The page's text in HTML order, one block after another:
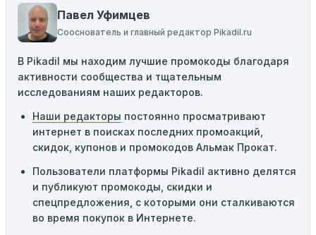
пытаетесь применить код к товару, не
соответствующему критериям, он не сработает.
промокоды требуют соблюдения минимального
порога покупки, чтобы получить право на скидку. Если
сумма в корзине не соответствует указанному порогу,
код не сработает.
Географические ограничения:Действие некоторых
промокодов может быть ограничено определенными
местами или регионами. Если вы находитесь за
пределами указанного региона, то код не будет
применяться.
Павел Уфимцев
Сооснователь и главный редактор Pikadil.ru
В Pikadil мы находим лучшие промокоды благодаря
активности сообщества и тщательным
исследованиям наших редакторов.
Наши редакторы постоянно просматривают
интернет в поисках последних промоакций,
скидок, купонов и промокодов Альмак Прокат.
Пользователи платформы Pikadil активно делятся
и публикуют промокоды, скидки и
спецпредложения, с которыми они сталкиваются
во время покупок в Интернете.